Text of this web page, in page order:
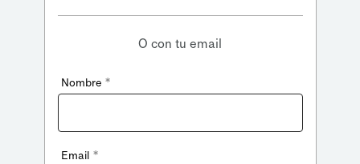
O con tu email
Nombre *
Email *